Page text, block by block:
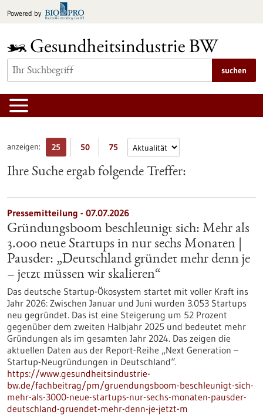
Inhalt
Powered by
suchen
anzeigen: 25 50 75
Ihre Suche ergab folgende Treffer:
Pressemitteilung - 07.07.2026
Gründungsboom beschleunigt sich: Mehr als
3.000 neue Startups in nur sechs Monaten |
Pausder: „Deutschland gründet mehr denn je
– jetzt müssen wir skalieren“
Das deutsche Startup-Ökosystem startet mit voller Kraft ins
Jahr 2026: Zwischen Januar und Juni wurden 3.053 Startups
neu gegründet. Das ist eine Steigerung um 52 Prozent
gegenüber dem zweiten Halbjahr 2025 und bedeutet mehr
Gründungen als im gesamten Jahr 2024. Das zeigen die
aktuellen Daten aus der Report-Reihe „Next Generation –
Startup-Neugründungen in Deutschland“.
https://www.gesundheitsindustrie-
bw.de/fachbeitrag/pm/gruendungsboom-beschleunigt-sich-
mehr-als-3000-neue-startups-nur-sechs-monaten-pausder-
deutschland-gruendet-mehr-denn-je-jetzt-m